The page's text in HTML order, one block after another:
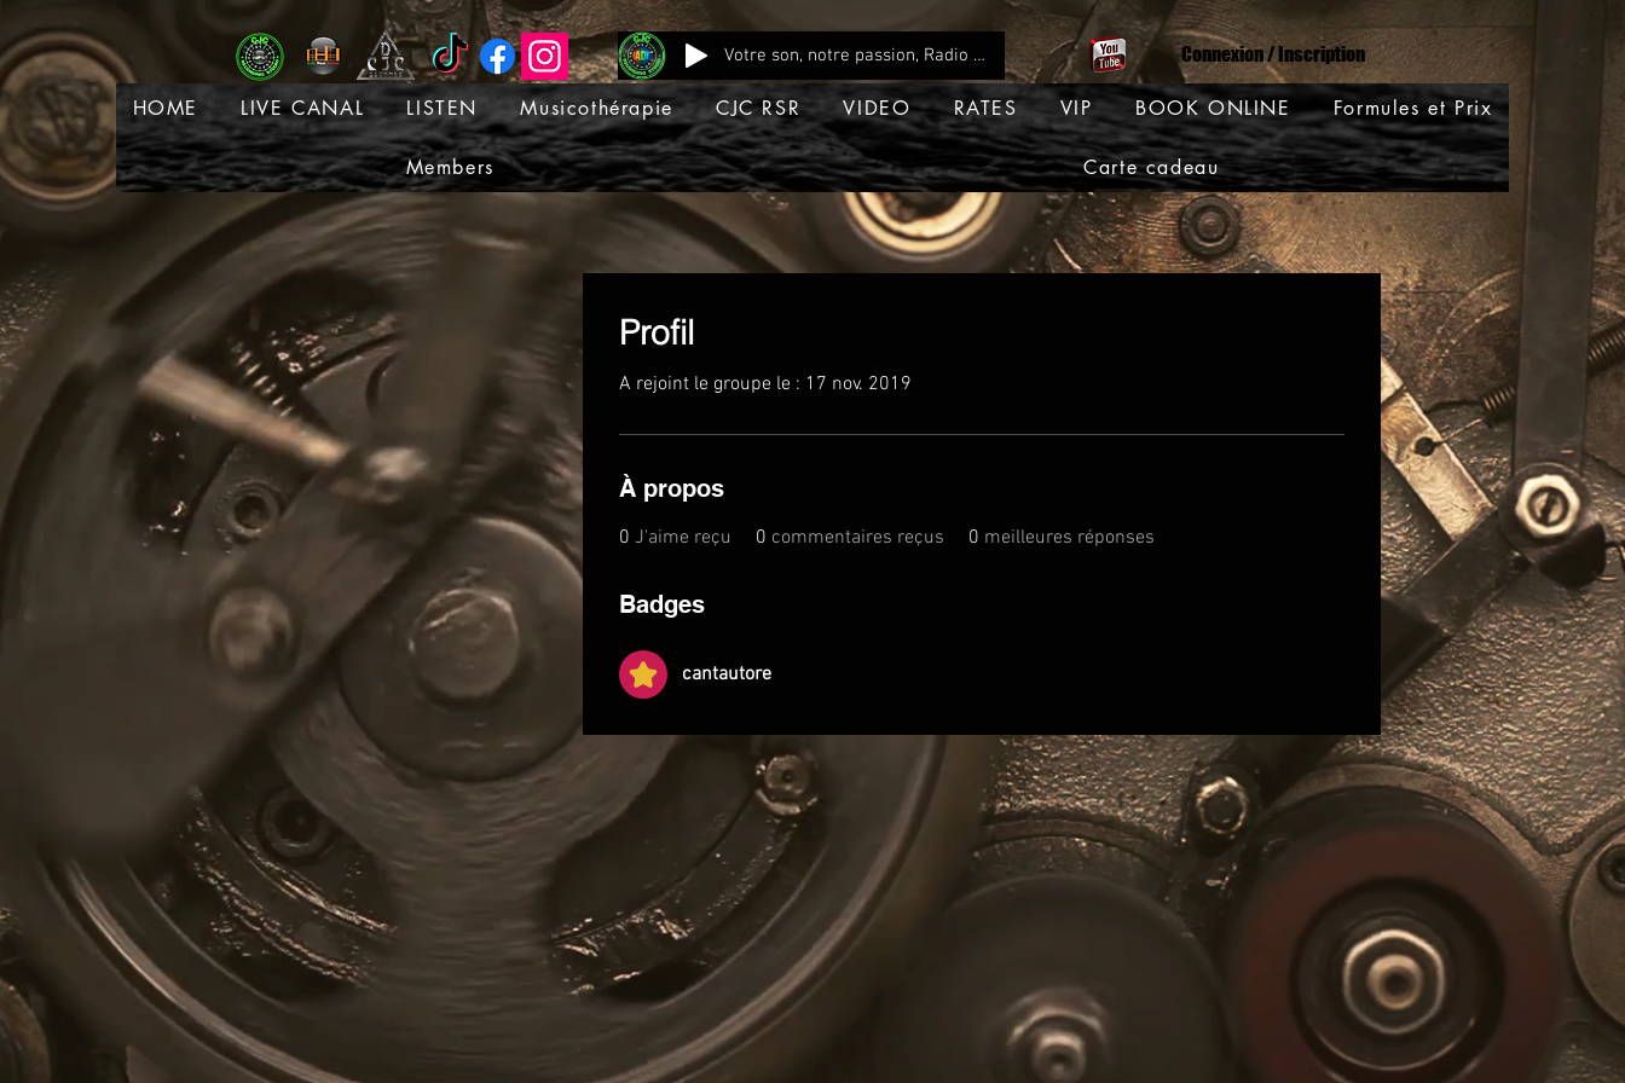
Votre son, notre passion, Radio CJC Recording Studio , là où chaque note prend vie ! Connexion / Inscription
HOME LIVE CANAL LISTEN Musicothérapie CJC RSR VIDEO RATES VIP BOOK ONLINE Formules et Prix
Members Carte cadeau
Profil
A rejoint le groupe le : 17 nov. 2019
À propos
0 J'aime reçu 0 commentaires reçus 0 meilleures réponses
Badges
cantautore